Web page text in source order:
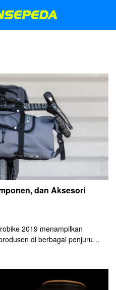
dan Aksesori
2019 menampilkan
di berbagai penjuru
barang baru di bidang
dan aksesori.